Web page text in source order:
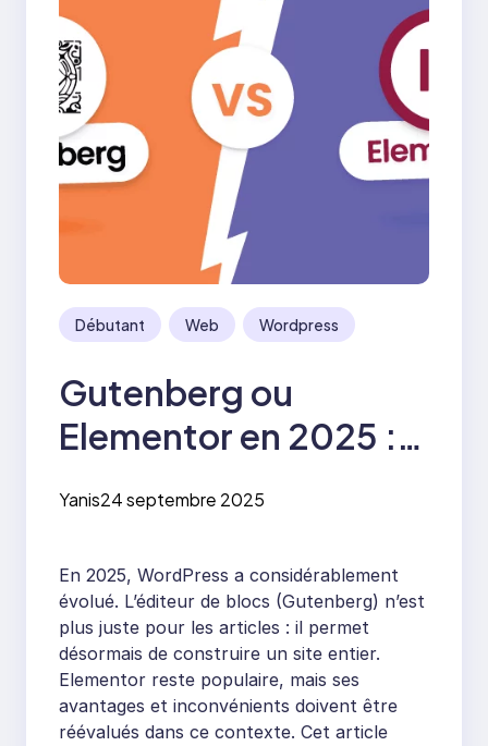
Débutant Web Wordpress
Gutenberg ou
Elementor en 2025 :
constructeur externe
?
Yanis24 septembre 2025
En 2025, WordPress a considérablement
évolué. L’éditeur de blocs (Gutenberg) n’est
plus juste pour les articles : il permet
désormais de construire un site entier.
Elementor reste populaire, mais ses
avantages et inconvénients doivent être
réévalués dans ce contexte. Cet article